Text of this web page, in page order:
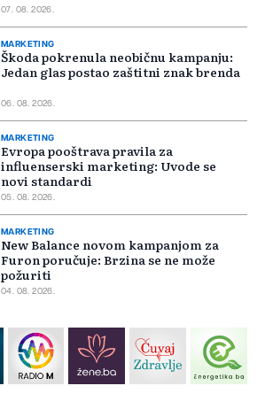
07. 08. 2026.
MARKETING
Škoda pokrenula neobičnu kampanju:
Jedan glas postao zaštitni znak brenda
06. 08. 2026.
MARKETING
Evropa pooštrava pravila za
influenserski marketing: Uvode se
novi standardi
05. 08. 2026.
MARKETING
New Balance novom kampanjom za
Furon poručuje: Brzina se ne može
požuriti
04. 08. 2026.